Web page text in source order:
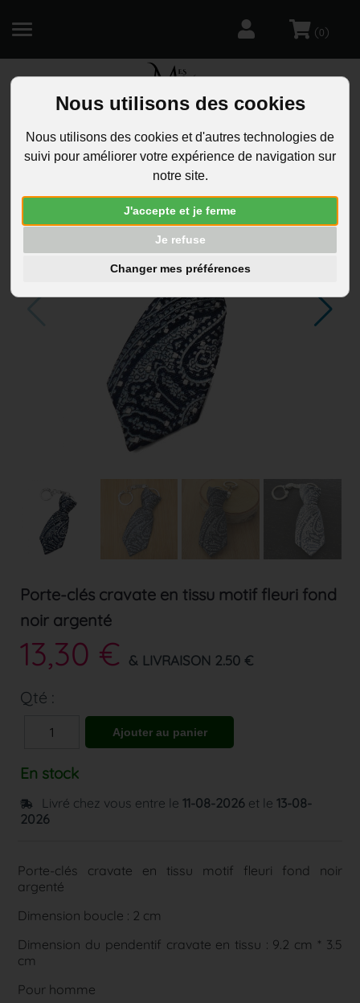
Nous utilisons des cookies
Nous utilisons des cookies et d'autres technologies de
suivi pour améliorer votre expérience de navigation sur
notre site.
J'accepte et je ferme
Je refuse
Changer mes préférences
(0)
Porte-clés cravate en tissu motif fleuri fond
noir argenté
13,30 € & LIVRAISON 2.50 €
Qté :
En stock
Livré chez vous entre le11-08-2026 et le13-08-
2026
Porte-clés cravate en tissu motif fleuri fond noir
argenté
Dimension boucle : 2 cm
Dimension du pendentif cravate en tissu : 9.2 cm * 3.5
cm
Pour homme